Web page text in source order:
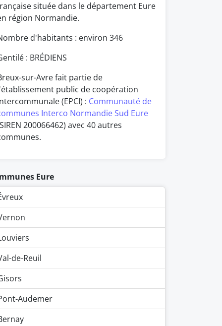
située dans le département Eure
région Normandie.
d'habitants : environ 346
: BRÉDIENS
sur-Avre fait partie de
public de coopération
(EPCI) : Communauté de
Interco Normandie Sud Eure
200066462) avec 40 autres
Eure
de-Reuil
Audemer